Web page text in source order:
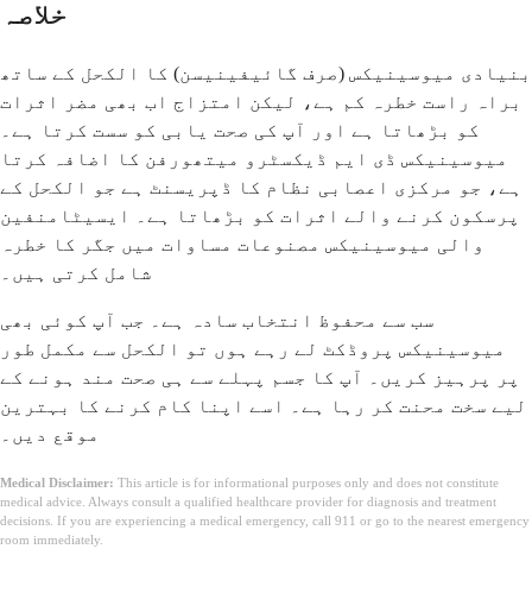
خلاصہ
بنیادی میوسینیکس (صرف گائیفینیسن) کا الکحل کے ساتھ
براہ راست خطرہ کم ہے، لیکن امتزاج اب بھی مضر اثرات
کو بڑھاتا ہے اور آپ کی صحت یابی کو سست کرتا ہے۔
میوسینیکس ڈی ایم ڈیکسٹرو میتھورفن کا اضافہ کرتا
ہے، جو مرکزی اعصابی نظام کا ڈپریسنٹ ہے جو الکحل کے
پرسکون کرنے والے اثرات کو بڑھاتا ہے۔ ایسیٹامنفین
والی میوسینیکس مصنوعات مساوات میں جگر کا خطرہ
شامل کرتی ہیں۔
سب سے محفوظ انتخاب سادہ ہے۔ جب آپ کوئی بھی
میوسینیکس پروڈکٹ لے رہے ہوں تو الکحل سے مکمل طور
پر پرہیز کریں۔ آپ کا جسم پہلے سے ہی صحت مند ہونے کے
لیے سخت محنت کر رہا ہے۔ اسے اپنا کام کرنے کا بہترین
موقع دیں۔
Medical Disclaimer: This article is for informational purposes only and does not constitute
medical advice. Always consult a qualified healthcare provider for diagnosis and treatment
decisions. If you are experiencing a medical emergency, call 911 or go to the nearest emergency
room immediately.